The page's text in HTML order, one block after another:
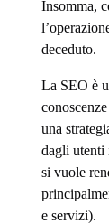
Insomma,
deceduto.
La SEO è
una
dagli utenti
si vuole
e servizi).